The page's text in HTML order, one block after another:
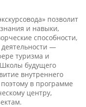
позволит
и навыки,
способности,
—
туризма и
будущего
внутреннего
в программе
центру,